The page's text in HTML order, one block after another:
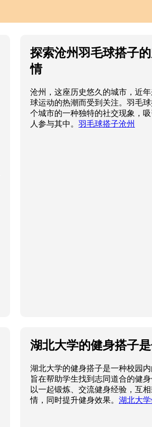
探索沧州羽毛球搭子
情
沧州，这座历史悠久的城市，近
球运动的热潮而受到关注。羽毛
个城市的一种独特的社交现象，
人参与其中。羽毛球搭子沧州
湖北大学的健身搭子
湖北大学的健身搭子是一种校园内
旨在帮助学生找到志同道合的健
以一起锻炼、交流健身经验，互
情，同时提升健身效果。湖北大